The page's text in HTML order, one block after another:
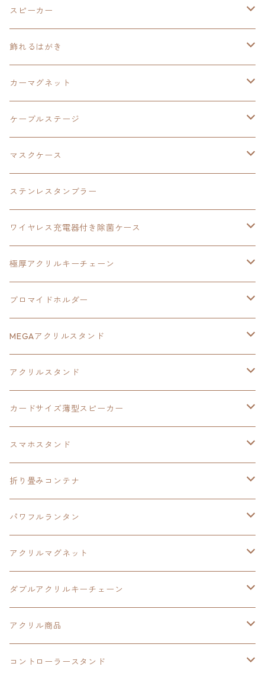
オーロラアクリルスタンド
ダブルアクリルキーチェーン
3in1充電ケーブル
カードサイズスピーカー
黎の軌跡Ⅱ
イースⅩ
東亰ザナドゥeX+
極厚アクリルキーチェーン
オーロラアクリルスタンド
イースvs空の軌跡
軌跡シリーズ20周年
界の軌跡
アクリルマグネット
ヘッドホンスタンド
空の軌跡1st
イース
亰都ザナドゥ
王冠クリップ
イースⅨ
黎の軌跡
黎の軌跡Ⅱ
空の軌跡1st
界の軌跡
手塚治虫
ウルトラマン
タツノコプロ
ドラえもん
碧の軌跡：改
創の軌跡
黎の軌跡
黎の軌跡Ⅱ
界の軌跡
零の軌跡：改
碧の軌跡：改
創の軌跡
イースⅨ
閃の軌跡
閃の軌跡Ⅳ
零の軌跡：改
碧の軌跡：改
創の軌跡
40周年記念
スピーカー
置くだけスピーカー
碧の軌跡：改
創の軌跡
バイブレーションスピーカー
軌跡シリーズ15周年
創の軌跡
飾れるはがき
閃の軌跡Ⅳ
イースⅨ
創の軌跡
カーマグネット
軌跡シリーズ
ケーブルステージ
閃の軌跡Ⅲ
創の軌跡
マスクケース
創の軌跡
ステンレスタンブラー
ワイヤレス充電器付き除菌ケース
創の軌跡
イース
極厚アクリルキーチェーン
日本ファルコム40周年記念イラスト
黎の軌跡
イースⅧ
創の軌跡
HOT-SHOT
イースⅨ
閃の軌跡Ⅳ
黎の軌跡Ⅱ
碧の軌跡：改
閃の軌跡Ⅲ
ブロマイドホルダー
40周年記念
黎の軌跡
黎の軌跡Ⅱ
イースⅧ
軌跡シリーズ20周年記念
MEGAアクリルスタンド
黎の軌跡
アクリルスタンド
オーロラ
カードサイズ薄型スピーカー
黎の軌跡
40周年記念
スマホスタンド
ワイヤレス充電スマホスタンド
黎の軌跡
折り畳みコンテナ
黎の軌跡Ⅱ
イースⅧ
イースⅩ
創の軌跡
パワフルランタン
創の軌跡
アクリルマグネット
創の軌跡
界の軌跡
ダブルアクリルキーチェーン
創の軌跡
アクリル商品
LEDアクリルカード
コントローラースタンド